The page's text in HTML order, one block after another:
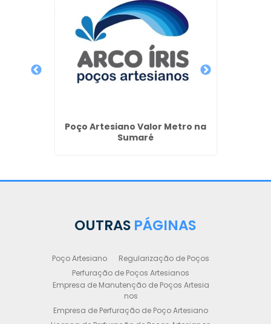
Poço Artesiano Valor Metro na
Sumaré
OUTRAS PÁGINAS
Poço Artesiano
Regularização de Poços
Perfuração de Poços Artesianos
Empresa de Manutenção de Poços Artesia
nos
Empresa de Perfuração de Poço Artesiano